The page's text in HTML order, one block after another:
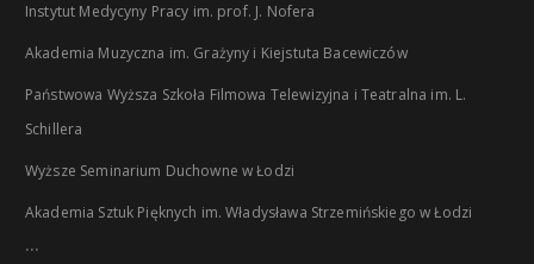
Instytut Medycyny Pracy im. prof. J. Nofera
Akademia Muzyczna im. Grażyny i Kiejstuta Bacewiczów
Państwowa Wyższa Szkoła Filmowa Telewizyjna i Teatralna im. L.
Schillera
Wyższe Seminarium Duchowne w Łodzi
Akademia Sztuk Pięknych im. Władysława Strzemińskiego w Łodzi
...